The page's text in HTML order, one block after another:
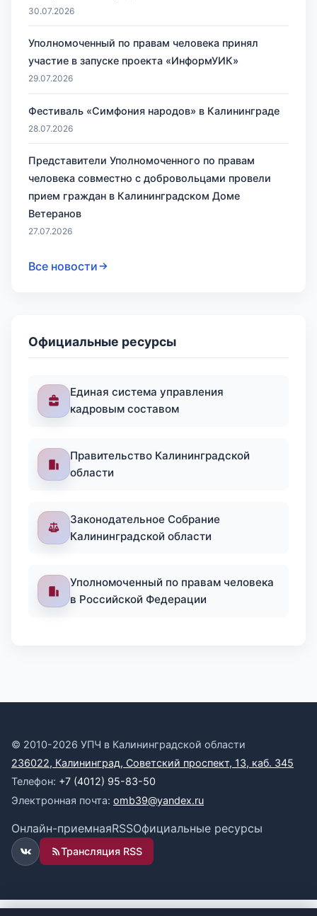
30.07.2026
Уполномоченный по правам человека принял
участие в запуске проекта «ИнформУИК»
29.07.2026
Фестиваль «Симфония народов» в Калининграде
28.07.2026
Представители Уполномоченного по правам
человека совместно с добровольцами провели
прием граждан в Калининградском Доме
Ветеранов
27.07.2026
Все новости
Официальные ресурсы
Единая система управления
кадровым составом
Правительство Калининградской
области
Законодательное Собрание
Калининградской области
Уполномоченный по правам человека
в Российской Федерации
© 2010-2026 УПЧ в Калининградской области
236022, Калининград, Советский проспект, 13, каб. 345
Телефон: +7 (4012) 95-83-50
Электронная почта: omb39@yandex.ru
Онлайн-приемнаяRSSОфициальные ресурсы
ВКонтакте
Трансляция RSS